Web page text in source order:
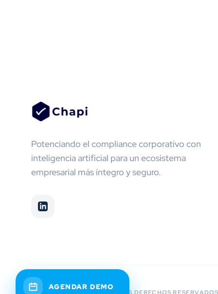
Potenciando el compliance corporativo con
inteligencia artificial para un ecosistema
empresarial más íntegro y seguro.
AGENDAR DEMO